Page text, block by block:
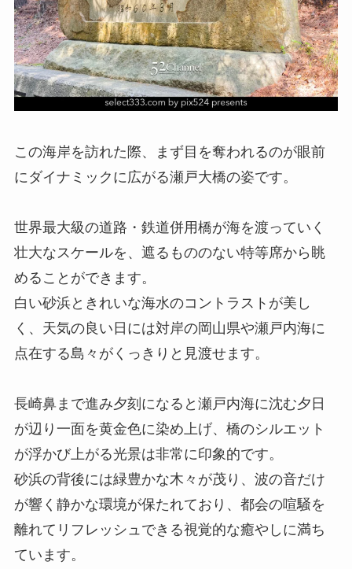
この海岸を訪れた際、まず目を奪われるのが眼前
にダイナミックに広がる瀬戸大橋の姿です。
世界最大級の道路・鉄道併用橋が海を渡っていく
壮大なスケールを、遮るもののない特等席から眺
めることができます。
白い砂浜ときれいな海水のコントラストが美し
く、天気の良い日には対岸の岡山県や瀬戸内海に
点在する島々がくっきりと見渡せます。
長崎鼻まで進み夕刻になると瀬戸内海に沈む夕日
が辺り一面を黄金色に染め上げ、橋のシルエット
が浮かび上がる光景は非常に印象的です。
砂浜の背後には緑豊かな木々が茂り、波の音だけ
が響く静かな環境が保たれており、都会の喧騒を
離れてリフレッシュできる視覚的な癒やしに満ち
ています。